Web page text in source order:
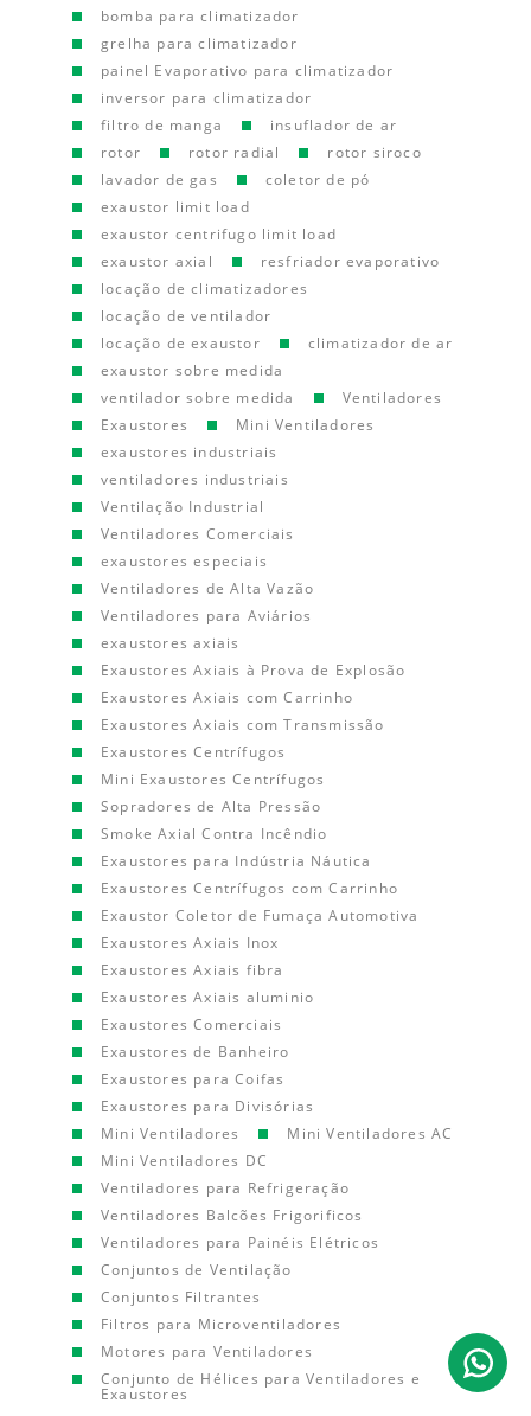
bomba para climatizador
grelha para climatizador
painel Evaporativo para climatizador
inversor para climatizador
filtro de manga
insuflador de ar
rotor
rotor radial
rotor siroco
lavador de gas
coletor de pó
exaustor limit load
exaustor centrifugo limit load
exaustor axial
resfriador evaporativo
locação de climatizadores
locação de ventilador
locação de exaustor
climatizador de ar
exaustor sobre medida
ventilador sobre medida
Ventiladores
Exaustores
Mini Ventiladores
exaustores industriais
ventiladores industriais
Ventilação Industrial
Ventiladores Comerciais
exaustores especiais
Ventiladores de Alta Vazão
Ventiladores para Aviários
exaustores axiais
Exaustores Axiais à Prova de Explosão
Exaustores Axiais com Carrinho
Exaustores Axiais com Transmissão
Exaustores Centrífugos
Mini Exaustores Centrífugos
Sopradores de Alta Pressão
Smoke Axial Contra Incêndio
Exaustores para Indústria Náutica
Exaustores Centrífugos com Carrinho
Exaustor Coletor de Fumaça Automotiva
Exaustores Axiais Inox
Exaustores Axiais fibra
Exaustores Axiais aluminio
Exaustores Comerciais
Exaustores de Banheiro
Exaustores para Coifas
Exaustores para Divisórias
Mini Ventiladores
Mini Ventiladores AC
Mini Ventiladores DC
Ventiladores para Refrigeração
Ventiladores Balcões Frigorificos
Ventiladores para Painéis Elétricos
Conjuntos de Ventilação
Conjuntos Filtrantes
Filtros para Microventiladores
Motores para Ventiladores
Conjunto de Hélices para Ventiladores e
Exaustores